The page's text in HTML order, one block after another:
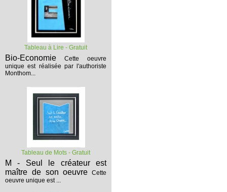
Tableau à Lire - Gratuit
Bio-Economie
Cette oeuvre
unique est réalisée par l'authoriste
Monthom...
Tableau de Mots - Gratuit
M - Seul le créateur est
maître de son oeuvre Cette
oeuvre unique est ...